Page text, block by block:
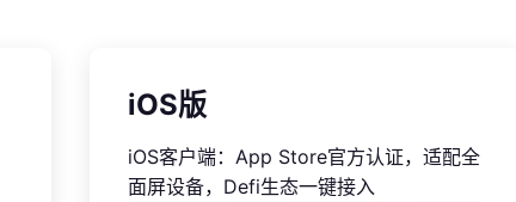
iOS版
iOS客户端：App Store官方认证，适配全
面屏设备，Defi生态一键接入